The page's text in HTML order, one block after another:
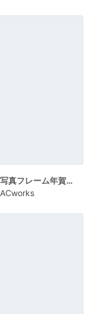
写真フレーム年賀状 タイル状に並んだ写真フレーム
ACworks